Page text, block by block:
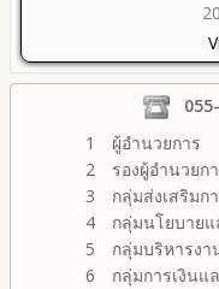
1
ผู้อำนวยการ
2
รองผู้อำนวยก
3
กลุ่มส่งเสริมก
4
กลุ่มนโยบาย
5
กลุ่มบริหารง
6
กลุ่มการเงินแ